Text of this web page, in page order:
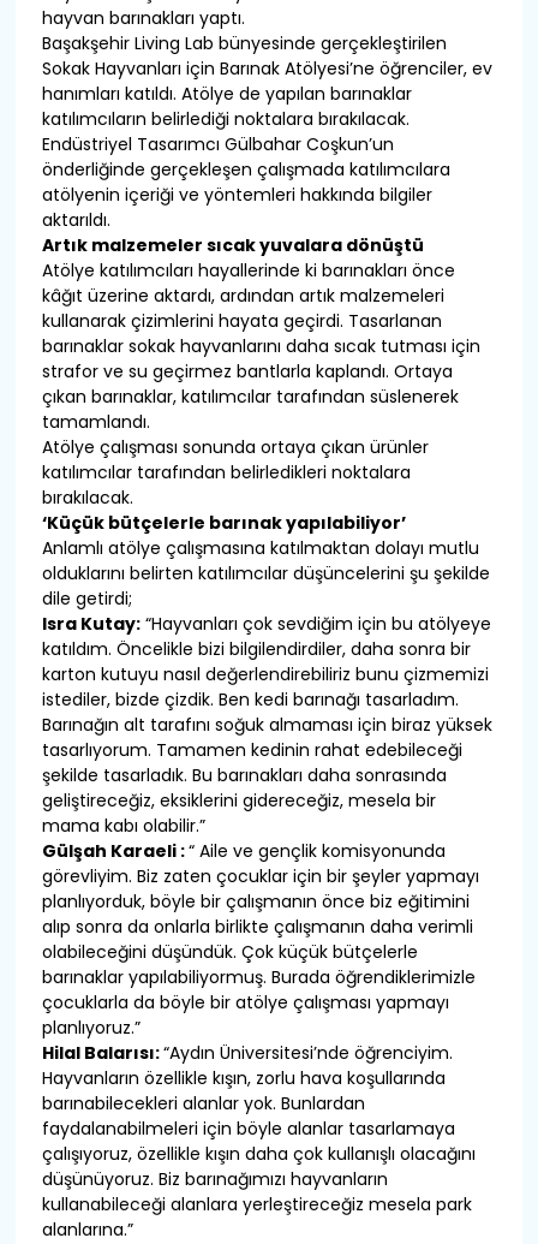
hayvan barınakları yaptı.
Başakşehir Living Lab bünyesinde gerçekleştirilen
Sokak Hayvanları için Barınak Atölyesi’ne öğrenciler, ev
hanımları katıldı. Atölye de yapılan barınaklar
katılımcıların belirlediği noktalara bırakılacak.
Endüstriyel Tasarımcı Gülbahar Coşkun’un
önderliğinde gerçekleşen çalışmada katılımcılara
atölyenin içeriği ve yöntemleri hakkında bilgiler
aktarıldı.
Artık malzemeler sıcak yuvalara dönüştü
Atölye katılımcıları hayallerinde ki barınakları önce
kâğıt üzerine aktardı, ardından artık malzemeleri
kullanarak çizimlerini hayata geçirdi. Tasarlanan
barınaklar sokak hayvanlarını daha sıcak tutması için
strafor ve su geçirmez bantlarla kaplandı. Ortaya
çıkan barınaklar, katılımcılar tarafından süslenerek
tamamlandı.
Atölye çalışması sonunda ortaya çıkan ürünler
katılımcılar tarafından belirledikleri noktalara
bırakılacak.
‘Küçük bütçelerle barınak yapılabiliyor’
Anlamlı atölye çalışmasına katılmaktan dolayı mutlu
olduklarını belirten katılımcılar düşüncelerini şu şekilde
dile getirdi;
Isra Kutay:“Hayvanları çok sevdiğim için bu atölyeye
katıldım. Öncelikle bizi bilgilendirdiler, daha sonra bir
karton kutuyu nasıl değerlendirebiliriz bunu çizmemizi
istediler, bizde çizdik. Ben kedi barınağı tasarladım.
Barınağın alt tarafını soğuk almaması için biraz yüksek
tasarlıyorum. Tamamen kedinin rahat edebileceği
şekilde tasarladık. Bu barınakları daha sonrasında
geliştireceğiz, eksiklerini gidereceğiz, mesela bir
mama kabı olabilir.”
Gülşah Karaeli :“ Aile ve gençlik komisyonunda
görevliyim. Biz zaten çocuklar için bir şeyler yapmayı
planlıyorduk, böyle bir çalışmanın önce biz eğitimini
alıp sonra da onlarla birlikte çalışmanın daha verimli
olabileceğini düşündük. Çok küçük bütçelerle
barınaklar yapılabiliyormuş. Burada öğrendiklerimizle
çocuklarla da böyle bir atölye çalışması yapmayı
planlıyoruz.”
Hilal Balarısı:“Aydın Üniversitesi’nde öğrenciyim.
Hayvanların özellikle kışın, zorlu hava koşullarında
barınabilecekleri alanlar yok. Bunlardan
faydalanabilmeleri için böyle alanlar tasarlamaya
çalışıyoruz, özellikle kışın daha çok kullanışlı olacağını
düşünüyoruz. Biz barınağımızı hayvanların
kullanabileceği alanlara yerleştireceğiz mesela park
alanlarına.”